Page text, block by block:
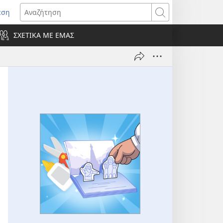
Αναζήτηση
ΣΧΕΤΙΚΑ ΜΕ ΕΜΑΣ